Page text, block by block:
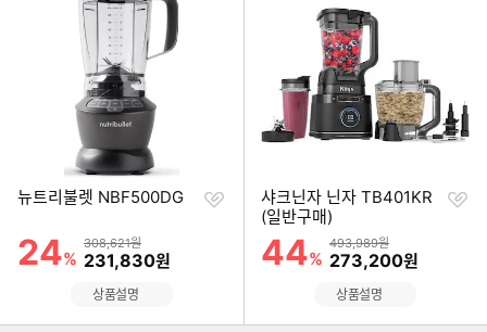
뉴트리불렛 NBF500DG
할인률
24%
상품금액
308,621원
할인금액
231,830원
찜
상품설명
샤크닌자 닌자 TB401KR
(일반구매)
할인률
44%
상품금액
493,989원
할인금액
273,200원
찜
상품설명